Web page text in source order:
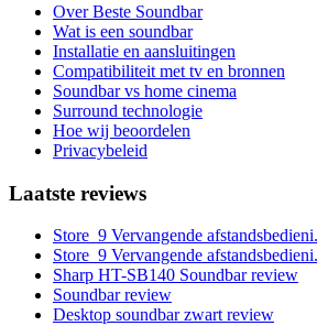
Over Beste Soundbar
Wat is een soundbar
Installatie en aansluitingen
Compatibiliteit met tv en bronnen
Soundbar vs home cinema
Surround technologie
Hoe wij beoordelen
Privacybeleid
Laatste reviews
Store_9 Vervangende
Store_9 Vervangende
Sharp HT-SB140 Soundbar review
Soundbar review
Desktop soundbar zwart review